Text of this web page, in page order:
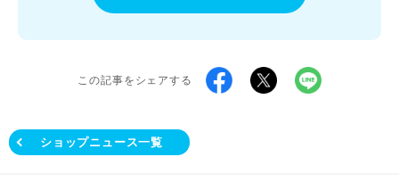
この記事をシェアする
ショップニュース一覧